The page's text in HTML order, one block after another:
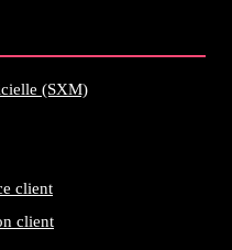
(SXM)
client
client